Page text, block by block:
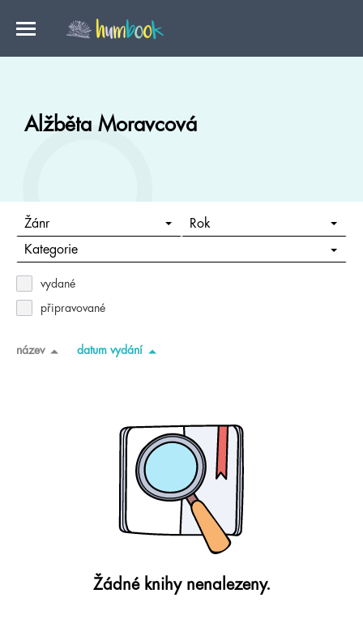
Alžběta Moravcová
Žánr Rok
Kategorie
vydané
připravované
název datum vydání
Žádné knihy nenalezeny.